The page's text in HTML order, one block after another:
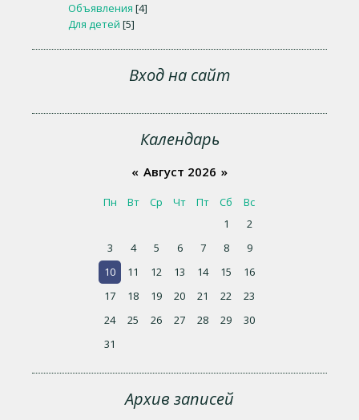
Объявления [4]
Для детей [5]
Вход на сайт
Календарь
« Август 2026 »
Пн Вт Ср Чт Пт Сб
Вс
1
2
3
4 5 6 7 8
9
10
11 12 13 14 15
16
17
18 19 20 21 22
23
24
25 26 27 28 29
30
31
Архив записей